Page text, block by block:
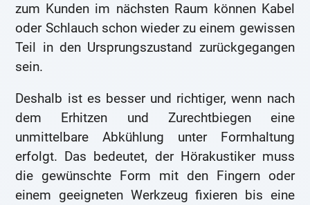
zum Kunden im nächsten Raum können Kabel
oder Schlauch schon wieder zu einem gewissen
Teil in den Ursprungszustand zurückgegangen
sein.
Deshalb ist es besser und richtiger, wenn nach
dem Erhitzen und Zurechtbiegen eine
unmittelbare Abkühlung unter Formhaltung
erfolgt. Das bedeutet, der Hörakustiker muss
die gewünschte Form mit den Fingern oder
einem geeigneten Werkzeug fixieren bis eine